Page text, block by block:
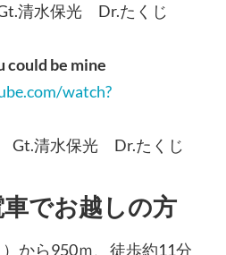
清水保光 Dr.たくじ
could be mine
watch?
清水保光 Dr.たくじ
でお越しの方
から950ｍ、徒歩約11分